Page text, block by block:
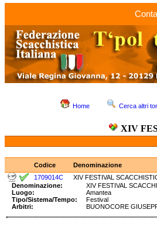
Home Cerca altri
XIV
Codice
Denominazione
1709014C
XIV FESTIVAL
Denominazione:
XIV FESTIVAL
Luogo:
Amantea
Tipo/Sistema/Tempo:
Festival
Arbitri:
BUONOCORE